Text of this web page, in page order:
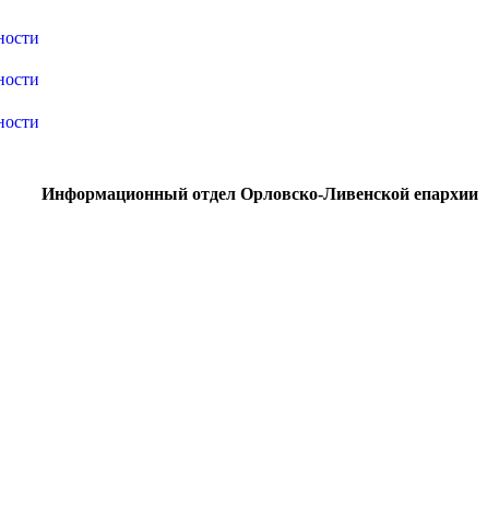
Информационный отдел Орловско-Ливенской епархии